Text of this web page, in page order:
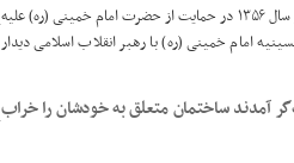
به گزارش پایگاه خبری سیب و سوزان به نقل از عصرهامون، به مناسبت سالگرد قیام ۱۹ دی مردم قم در سال ۱۳۵۶ در حمایت از حضرت امام خمینی (ره) علیه
امام خمینی (ره) با رهبر انقلاب اسلامی دیدار
ساختمان متعلق به خودشان را خراب